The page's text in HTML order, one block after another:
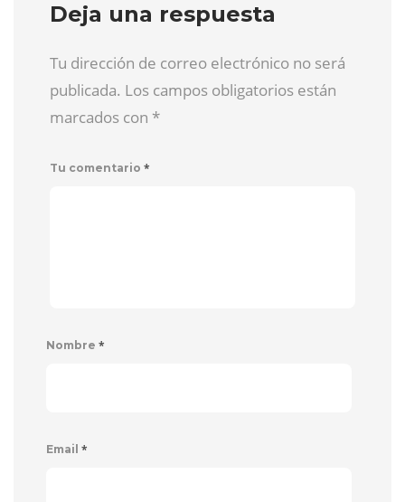
Deja una respuesta
Tu dirección de correo electrónico no será
publicada. Los campos obligatorios están
marcados con *
Tu comentario *
Nombre *
Email *